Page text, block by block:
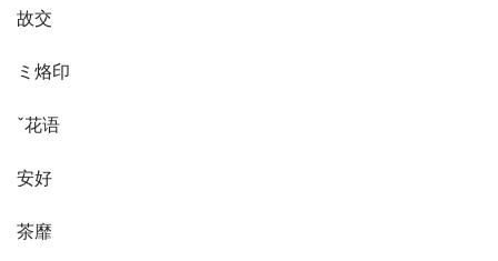
故交
ミ烙印ゝ
ˇ花语
安好
茶靡